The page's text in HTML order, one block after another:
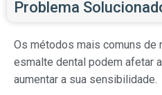
Problema
Os métodos mais comuns de
esmalte dental podem afetar
aumentar a sua sensibilidade.